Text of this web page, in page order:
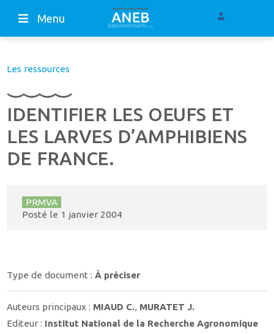
Menu
Les ressources
IDENTIFIER LES OEUFS ET
LES LARVES D’AMPHIBIENS
DE FRANCE.
PRMVA
Posté le 1 janvier 2004
Type de document :À préciser
Auteurs principaux : MIAUD C., MURATET J.
Editeur : Institut National de la Recherche Agronomique